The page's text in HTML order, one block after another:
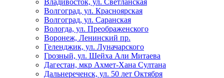
Владивосток, ул. Светланская
Волгоград, ул. Красноярская
Волгоград, ул. Саранская
Вологда, ул. Преображенского
Воронеж, Ленинский пр.
Геленджик, ул. Луначарского
Грозный, ул. Шейха Али Митаева
Дагестан, мкр Ахмет-Хана Султана
Дальнереченск, ул. 50 лет Октября